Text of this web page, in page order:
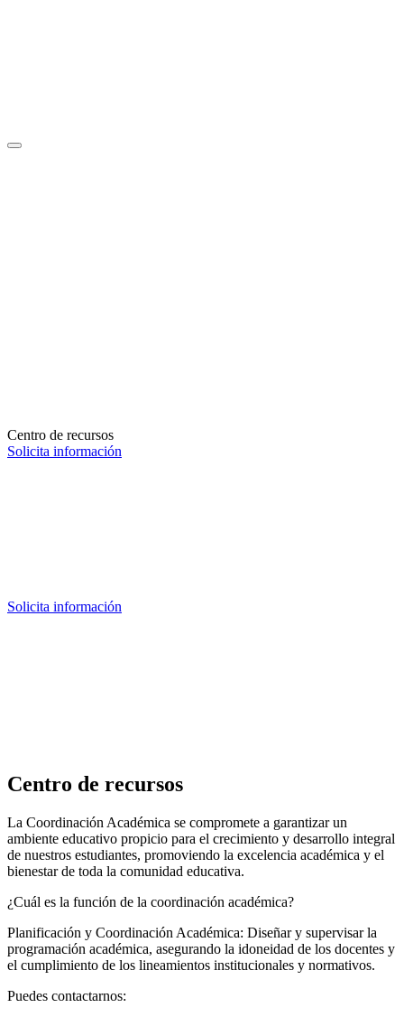
Centro de recursos
Solicita información
Solicita información
Centro de recursos
La Coordinación Académica se compromete a garantizar un
ambiente educativo propicio para el crecimiento y desarrollo integral
de nuestros estudiantes, promoviendo la excelencia académica y el
bienestar de toda la comunidad educativa.
¿Cuál es la función de la coordinación académica?
Planificación y Coordinación Académica: Diseñar y supervisar la
programación académica, asegurando la idoneidad de los docentes y
el cumplimiento de los lineamientos institucionales y normativos.
Puedes contactarnos: